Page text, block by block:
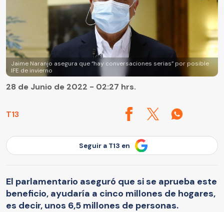
Jaime Naranjo asegura que “hay conversaciones serias” por posible
IFE de invierno
T13
28 de Junio de 2022 - 02:27 hrs.
Seguir a T13 en
El parlamentario aseguró que si se aprueba este
beneficio, ayudaría a cinco millones de hogares,
es decir, unos 6,5 millones de personas.